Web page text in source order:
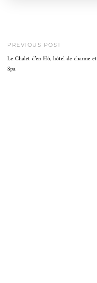
PREVIOUS POST
Le Chalet d’en Hô, hôtel de charme et
Spa